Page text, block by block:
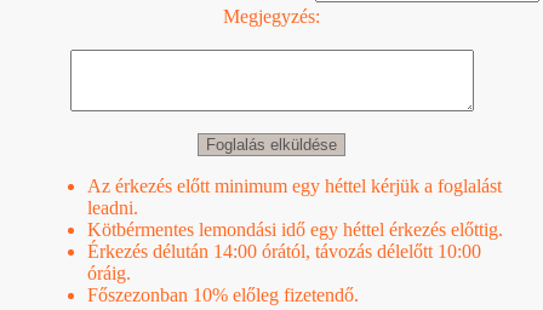
Megjegyzés:
Az érkezés előtt minimum egy héttel kérjük a foglalást
leadni.
Kötbérmentes lemondási idő egy héttel érkezés előttig.
Érkezés délután 14:00 órától, távozás délelőtt 10:00
óráig.
Főszezonban 10% előleg fizetendő.